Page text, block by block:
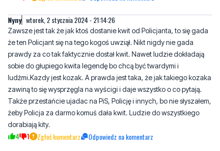
Nyny wtorek, 2 stycznia 2024 - 21:14:26
Zawsze jest tak że jak ktoś dostanie kwit od Policjanta, to się gada
że ten Policjant się na tego kogoś uwziął. Nikt nigdy nie gada
prawdy za co tak faktycznie dostał kwit. Nawet ludzie dokładają
sobie do głupiego kwita legendę bo chcą być twardymi i
ludźmi.Kazdy jest kozak. A prawda jest taka, że jak takiego kozaka
zawiną to się wysprzęgla na wyścigi i daje wszystko o co pytają.
Także przestańcie ujadac na PiS, Policję i innych, bo nie słyszałem,
żeby Policja za darmo komuś dała kwit. Ludzie do wszystkiego
dorabiają kity.
4 1 Zgłoś komentarz Odpowiedz na komentarz